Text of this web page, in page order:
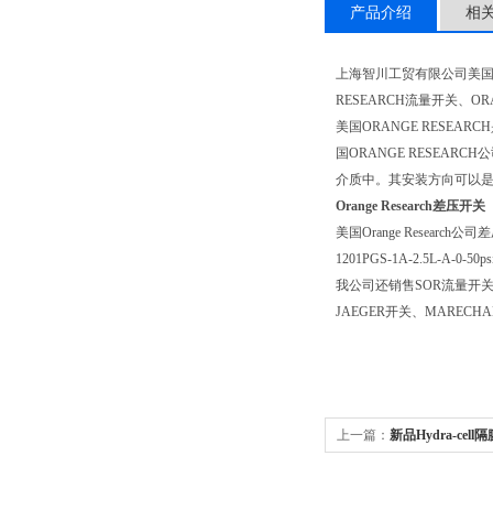
产品介绍 相
上海智川工贸有限公司美
RESEARCH流量开关、
美国ORANGE
国ORANGE RESEARCH
介质中。其安装方向可以
Orange Research差压开关
美国Orange Research公
1201PGS-1A-2.5L-A-0-
我公司还销售SOR流量开
JAEGER开关、
上一篇： 新品Hydra-cell隔